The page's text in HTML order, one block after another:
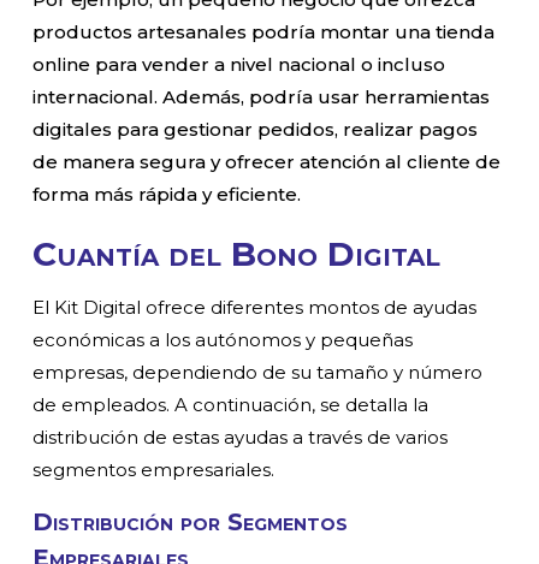
productos artesanales podría montar una tienda
online para vender a nivel nacional o incluso
internacional. Además, podría usar herramientas
digitales para gestionar pedidos, realizar pagos
de manera segura y ofrecer atención al cliente de
forma más rápida y eficiente.
Cuantía del Bono Digital
El Kit Digital ofrece diferentes montos de ayudas
económicas a los autónomos y pequeñas
empresas, dependiendo de su tamaño y número
de empleados. A continuación, se detalla la
distribución de estas ayudas a través de varios
segmentos empresariales.
Distribución por Segmentos